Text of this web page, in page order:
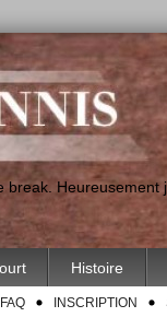
break.
Histoire
FAQ INSCRIPTION